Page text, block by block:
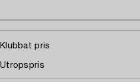
Klubbat pris
Utropspris